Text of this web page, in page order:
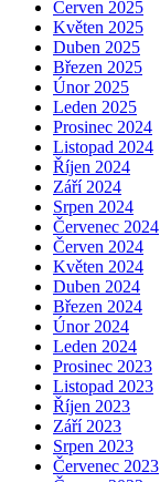
Červen 2025
Květen 2025
Duben 2025
Březen 2025
Únor 2025
Leden 2025
Prosinec 2024
Listopad 2024
Říjen 2024
Září 2024
Srpen 2024
Červenec 2024
Červen 2024
Květen 2024
Duben 2024
Březen 2024
Únor 2024
Leden 2024
Prosinec 2023
Listopad 2023
Říjen 2023
Září 2023
Srpen 2023
Červenec 2023